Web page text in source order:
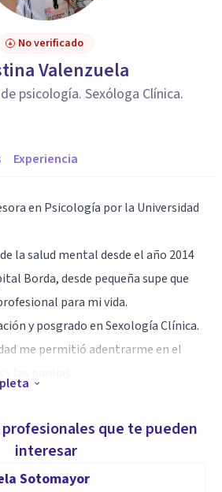
No verificado
Valenzuela
psicología. Sexóloga Clínica.
Experiencia
en Psicología por la Universidad
la salud mental desde el año 2014
Borda, desde pequeña supe que
para mi vida.
y posgrado en Sexología Clínica.
me permitió adentrarme en el
adultos y adultos mayores tanto en
presencial (Villa Urquiza). Cuento
hospitalaria, me encuentro recién
que te pueden
interesar
Sotomayor